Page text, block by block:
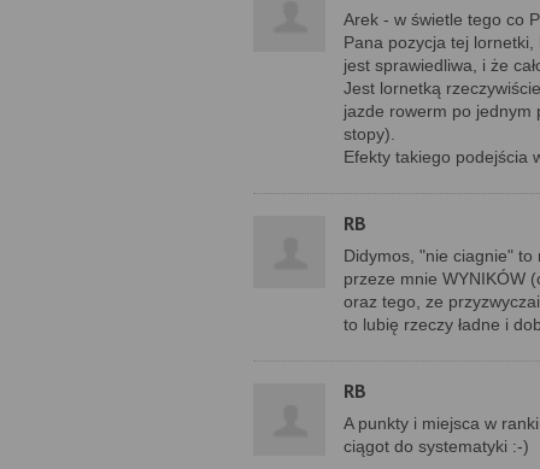
Arek - w świetle tego co
Pana pozycja tej
jest sprawiedliwa, i że
Jest lornetką
jazde rowerm po
stopy).
Efekty takiego podejścia
RB
Didymos, "nie ciagnie"
przeze mnie WYNIKÓW
oraz tego, ze
to lubię rzeczy ładne i
RB
A punkty i miejsca w
ciągot do systematyki :-)